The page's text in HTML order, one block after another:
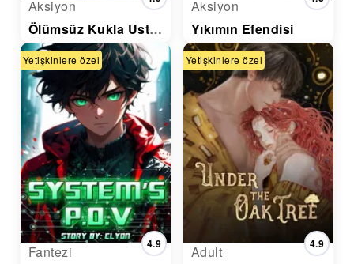
Aksiyon
Ölümsüz Kukla Ustasının Sırları
Aksiyon
Yıkımın Efendisi
Yetişkinlere özel
4.9
Fantezi
Yetişkinlere özel
4.9
Adult